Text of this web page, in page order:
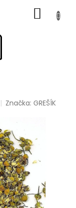
KOŠÍK
Značka:GREŠÍK